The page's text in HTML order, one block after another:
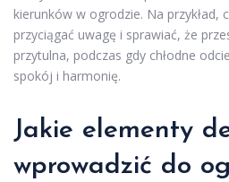
kierunków w ogrodzie. Na przykład,
przyciągać uwagę i sprawiać, że
przytulna, podczas gdy chłodne
spokój i harmonię.
Jakie elementy
wprowadzić do